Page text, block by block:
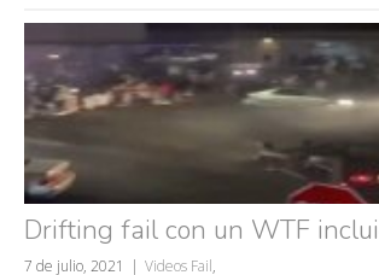
Drifting fail con un WTF
7 de julio, 2021 Videos Fail,